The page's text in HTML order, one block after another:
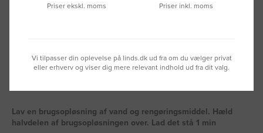
Lav en brugsopløsning af vand og rengøringsmiddel. Hæld
halvdelen af brugsopløsningen over. Lad det stå 1 min
Priser ekskl. moms Priser inkl. moms
Vi tilpasser din oplevelse på linds.dk ud fra om du vælger privat
eller erhverv og viser dig mere relevant indhold ud fra dit valg.